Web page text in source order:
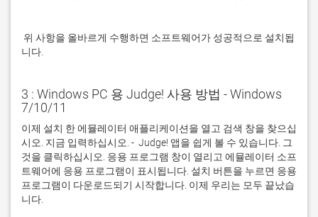
니다.
3 : Windows PC 용 Judge! 사용 방법 - Windows
7/10/11
이제 설치 한 에뮬레이터 애플리케이션을 열고 검색 창을 찾으십
시오. 지금 입력하십시오. -  Judge! 앱을 쉽게 볼 수 있습니다. 그
것을 클릭하십시오. 응용 프로그램 창이 열리고 에뮬레이터 소프
트웨어에 응용 프로그램이 표시됩니다. 설치 버튼을 누르면 응용
프로그램이 다운로드되기 시작합니다. 이제 우리는 모두 끝났습